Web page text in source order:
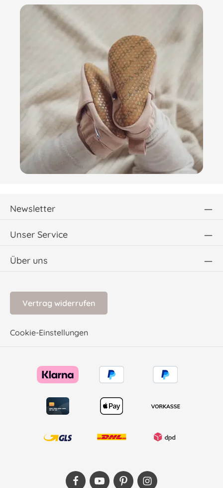
Newsletter
Unser Service
Über uns
Vertrag widerrufen
Cookie-Einstellungen